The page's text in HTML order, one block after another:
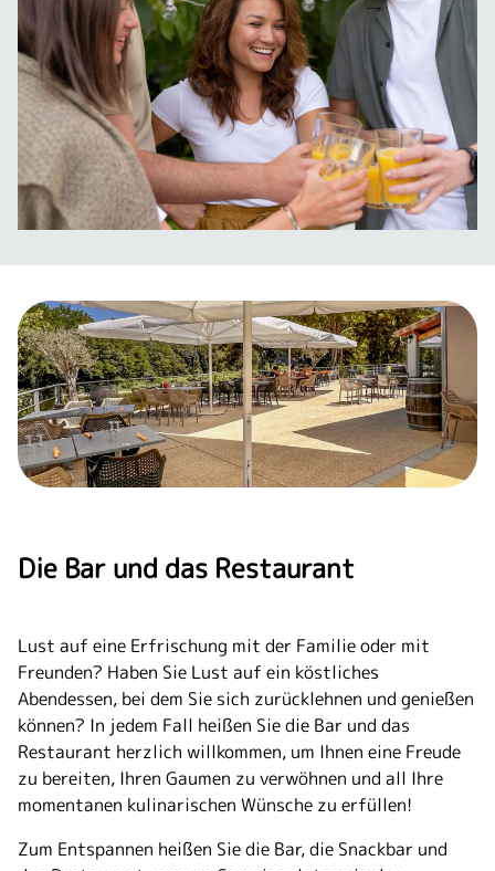
Die Bar und das Restaurant
Lust auf eine Erfrischung mit der Familie oder mit
Freunden? Haben Sie Lust auf ein köstliches
Abendessen, bei dem Sie sich zurücklehnen und genießen
können? In jedem Fall heißen Sie die Bar und das
Restaurant herzlich willkommen, um Ihnen eine Freude
zu bereiten, Ihren Gaumen zu verwöhnen und all Ihre
momentanen kulinarischen Wünsche zu erfüllen!
Zum Entspannen heißen Sie die Bar, die Snackbar und